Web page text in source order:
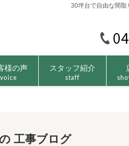
30坪台で自由な間
様の声
voice
スタッフ紹介
staff
工事ブログ